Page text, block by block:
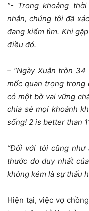
“- Trong khoảng
nhắn, chúng tôi đã
đang kiếm tìm. Khi
điều đó.
– “Ngày Xuân tròn
mốc quan trọng trong
có một bờ vai vững
chia sẻ mọi khoảnh
sống! 2 is better than
“Đối với tôi cũng như
thước đo duy nhất
không kém là sự thấu
Hiện tại, việc vợ